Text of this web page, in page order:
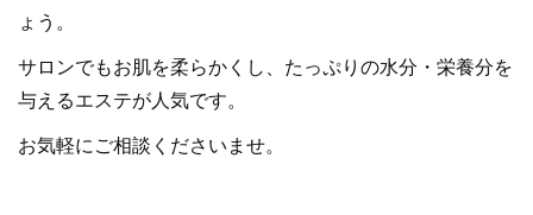
ょう。
サロンでもお肌を柔らかくし、たっぷりの水分・栄養分を
与えるエステが人気です。
お気軽にご相談くださいませ。